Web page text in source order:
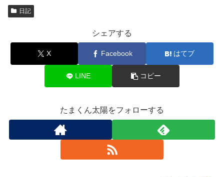
日記
シェアする
X Facebook はてブ
LINE コピー
たまくん太陽をフォローする